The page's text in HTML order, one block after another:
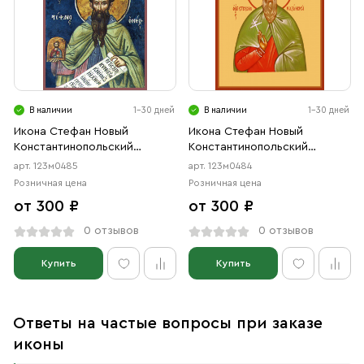
В наличии 1-30 дней
Икона Стефан Новый
Константинопольский
преподобный (АРТ.м0485)
арт. 123м0485
Розничная цена
от 300 ₽
0 отзывов
Купить
В наличии 1-30 дней
Икона Стефан Новый
Константинопольский
предодобный (АРТ.м0484)
арт. 123м0484
Розничная цена
от 300 ₽
0 отзывов
Купить
Ответы на частые вопросы при заказе
иконы